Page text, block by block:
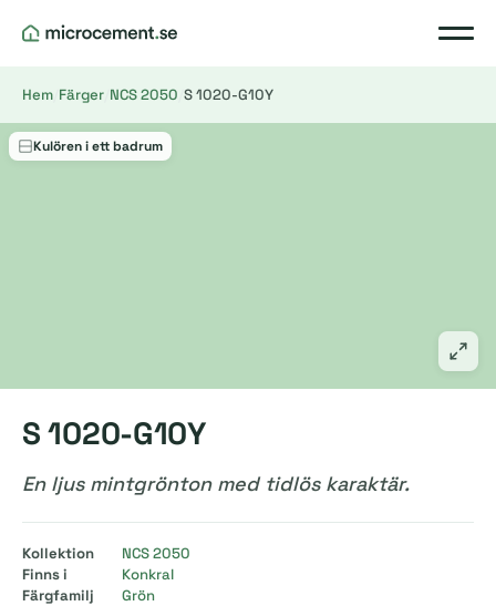
Hem Färger NCS 2050 S 1020-G10Y
Kulören i ett badrum
S 1020-G10Y
En ljus mintgrönton med tidlös karaktär.
Kollektion
NCS 2050
Finns i
Konkral
Färgfamilj
Grön